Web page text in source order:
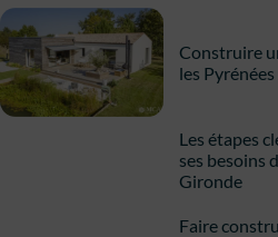
Construire
les
Les étapes
ses besoins
Gironde
Faire